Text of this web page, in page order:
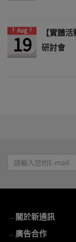
Aug
19
【實體
研討會
請
輸
E-
mail
→關於新通訊
→廣告合作